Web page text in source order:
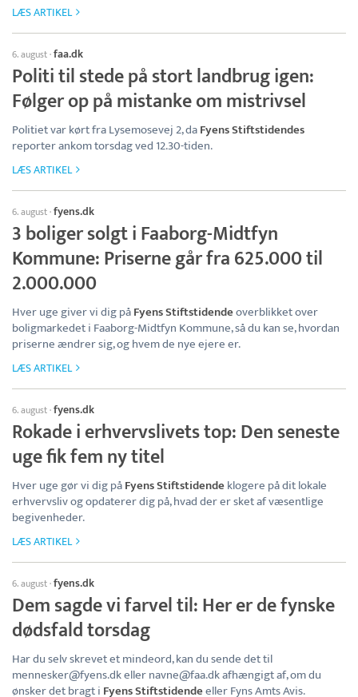
LÆS ARTIKEL
6. august·faa.dk
Politi til stede på stort landbrug igen:
Følger op på mistanke om mistrivsel
Politiet var kørt fra Lysemosevej 2, daFyens Stiftstidendes
reporter ankom torsdag ved 12.30-tiden.
LÆS ARTIKEL
6. august·fyens.dk
3 boliger solgt i Faaborg-Midtfyn
Kommune: Priserne går fra 625.000 til
2.000.000
Hver uge giver vi dig påFyens Stiftstidendeoverblikket over
boligmarkedet i Faaborg-Midtfyn Kommune, så du kan se, hvordan
priserne ændrer sig, og hvem de nye ejere er.
LÆS ARTIKEL
6. august·fyens.dk
Rokade i erhvervslivets top: Den seneste
uge fik fem ny titel
Hver uge gør vi dig påFyens Stiftstidendeklogere på dit lokale
erhvervsliv og opdaterer dig på, hvad der er sket af væsentlige
begivenheder.
LÆS ARTIKEL
6. august·fyens.dk
Dem sagde vi farvel til: Her er de fynske
dødsfald torsdag
Har du selv skrevet et mindeord, kan du sende det til
mennesker@fyens.dk eller navne@faa.dk afhængigt af, om du
ønsker det bragt i Fyens Stiftstidendeeller Fyns Amts Avis.